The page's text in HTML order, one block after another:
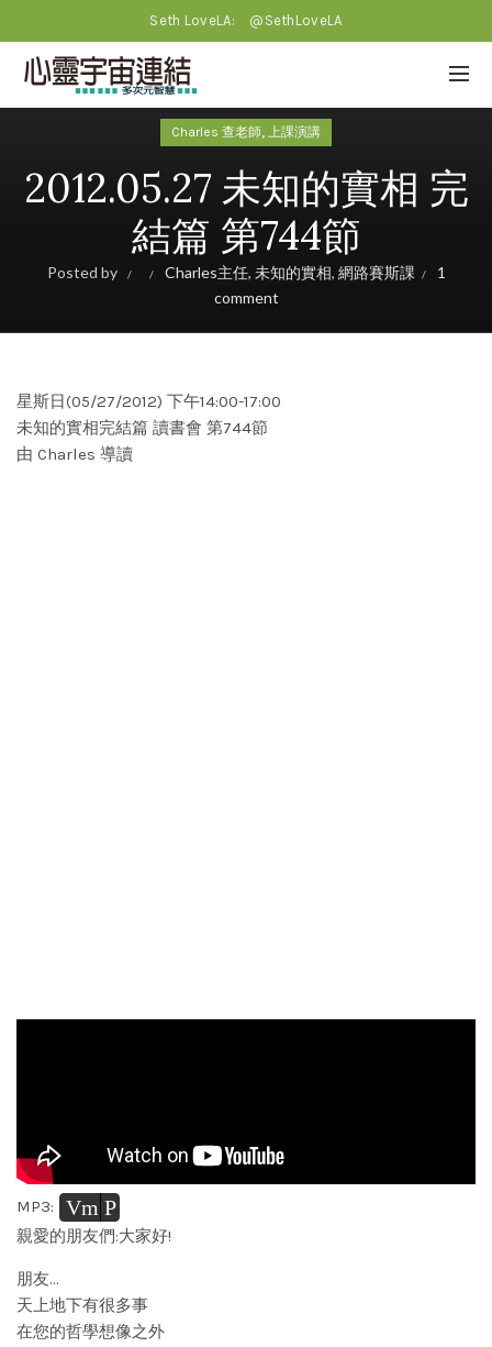
Seth LoveLA: @SethLoveLA
Charles 查老師, 上課演講
2012.05.27 未知的實相 完
結篇 第744節
Posted by Charles主任, 未知的實相, 網路賽斯課
1
comment
星斯日(05/27/2012) 下午14:00-17:00
未知的實相完結篇 讀書會 第744節
由 Charles 導讀
MP3: Vm P
親愛的朋友們:大家好!
朋友…
天上地下有很多事
在您的哲學想像之外